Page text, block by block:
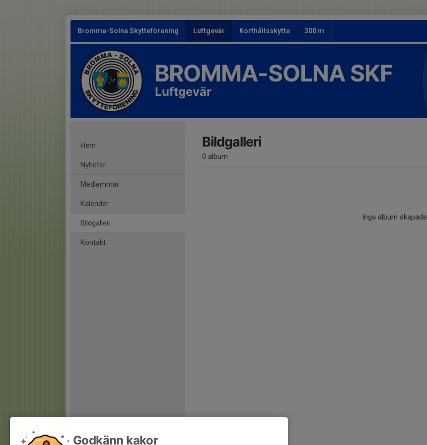
Bromma-Solna Skytteförening Luftgevär Korthållsskytte 300 m
BROMMA-SOLNA SKF
Luftgevär
Hem
Nyheter
Medlemmar
Kalender
Bildgalleri
Kontakt
Bildgalleri
0 album
Inga album skapade
Godkänn kakor